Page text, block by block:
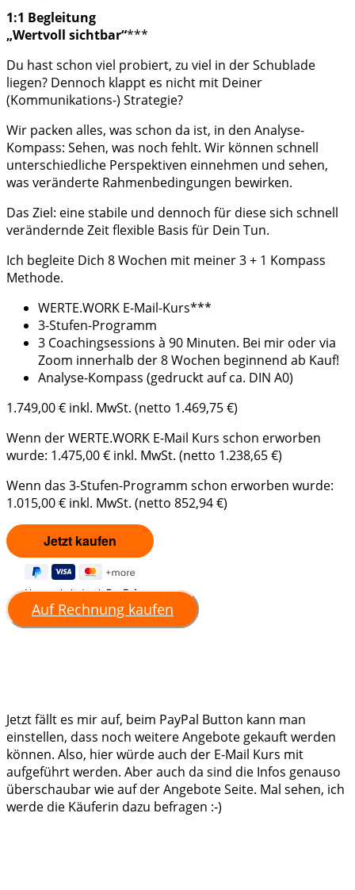
1:1 Begleitung
„Wertvoll sichtbar“***
Du hast schon viel probiert, zu viel in der Schublade
liegen? Dennoch klappt es nicht mit Deiner
(Kommunikations-) Strategie?
Wir packen alles, was schon da ist, in den Analyse-
Kompass: Sehen, was noch fehlt. Wir können schnell
unterschiedliche Perspektiven einnehmen und sehen,
was veränderte Rahmenbedingungen bewirken.
Das Ziel: eine stabile und dennoch für diese sich schnell
verändernde Zeit flexible Basis für Dein Tun.
Ich begleite Dich 8 Wochen mit meiner 3 + 1 Kompass
Methode.
WERTE.WORK E-Mail-Kurs***
3-Stufen-Programm
3 Coachingsessions à 90 Minuten. Bei mir oder via
Zoom innerhalb der 8 Wochen beginnend ab Kauf!
Analyse-Kompass (gedruckt auf ca. DIN A0)
1.749,00 € inkl. MwSt. (netto 1.469,75 €)
Wenn der WERTE.WORK E-Mail Kurs schon erworben
wurde: 1.475,00 € inkl. MwSt. (netto 1.238,65 €)
Wenn das 3-Stufen-Programm schon erworben wurde:
1.015,00 € inkl. MwSt. (netto 852,94 €)
Abgewickelt durch
Auf Rechnung kaufen
Jetzt fällt es mir auf, beim PayPal Button kann man
einstellen, dass noch weitere Angebote gekauft werden
können. Also, hier würde auch der E-Mail Kurs mit
aufgeführt werden. Aber auch da sind die Infos genauso
überschaubar wie auf der Angebote Seite. Mal sehen, ich
werde die Käuferin dazu befragen :-)